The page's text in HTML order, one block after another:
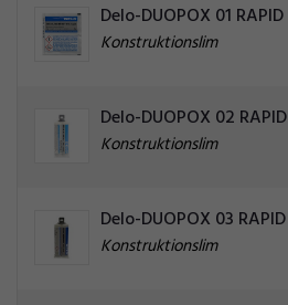
Delo-DUOPOX 01 RAPID
Konstruktionslim
Delo-DUOPOX 02 RAPID
Konstruktionslim
Delo-DUOPOX 03 RAPID
Konstruktionslim